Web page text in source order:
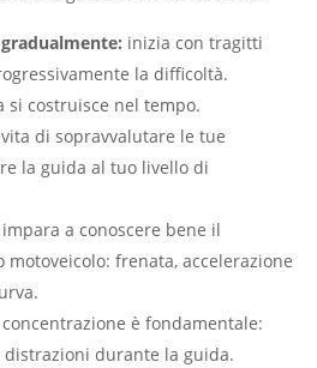
inizia con tragitti
la difficoltà.
si costruisce nel tempo.
di sopravvalutare le tue
la guida al tuo livello di
impara a conoscere bene il
frenata, accelerazione
è fondamentale:
durante la guida.